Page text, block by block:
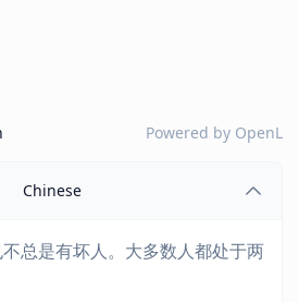
Powered by OpenL
Chinese
总是有坏人。大多数人都处于两